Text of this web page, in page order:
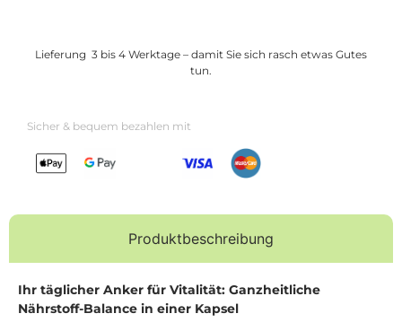
Lieferung 3 bis 4 Werktage – damit Sie sich rasch etwas Gutes
tun.
Sicher & bequem bezahlen mit
Produktbeschreibung
Ihr täglicher Anker für Vitalität: Ganzheitliche
Nährstoff-Balance in einer Kapsel